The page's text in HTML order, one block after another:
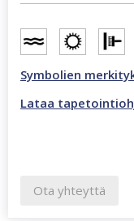
CL93B
määrä
Symbolien
Lataa
Ota yhteyttä